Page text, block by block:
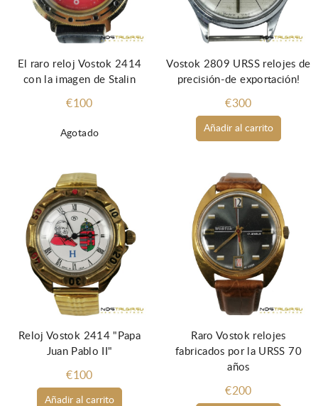
Agotado
El raro reloj Vostok 2414
con la imagen de Stalin
€100
Añadir al carrito
Vostok 2809 URSS relojes de
precisión-de exportación!
€300
Añadir al carrito
Reloj Vostok 2414 "Papa
Juan Pablo II"
€100
Raro Vostok relojes
fabricados por la URSS 70
años
€200